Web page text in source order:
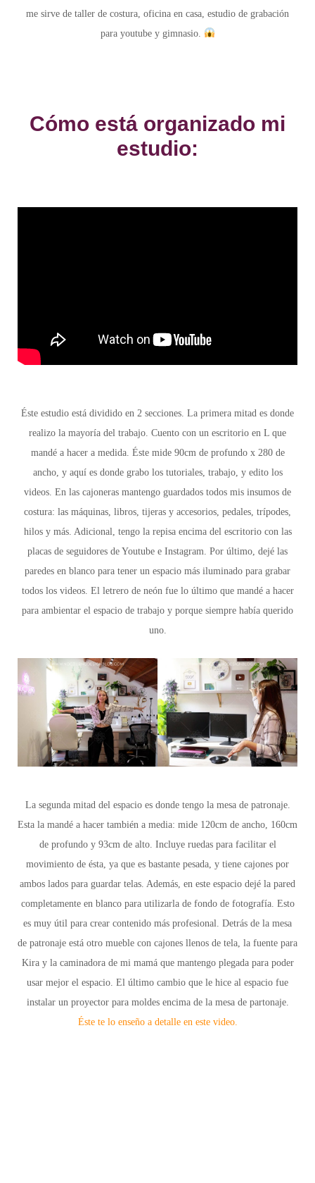
me sirve de taller de costura, oficina en casa, estudio de grabación
para youtube y gimnasio.
Cómo está organizado mi
estudio:
Éste estudio está dividido en 2 secciones. La primera mitad es donde
realizo la mayoría del trabajo. Cuento con un escritorio en L que
mandé a hacer a medida. Éste mide 90cm de profundo x 280 de
ancho, y aquí es donde grabo los tutoriales, trabajo, y edito los
videos. En las cajoneras mantengo guardados todos mis insumos de
costura: las máquinas, libros, tijeras y accesorios, pedales, trípodes,
hilos y más. Adicional, tengo la repisa encima del escritorio con las
placas de seguidores de Youtube e Instagram. Por último, dejé las
paredes en blanco para tener un espacio más iluminado para grabar
todos los videos. El letrero de neón fue lo último que mandé a hacer
para ambientar el espacio de trabajo y porque siempre había querido
uno.
La segunda mitad del espacio es donde tengo la mesa de patronaje.
Esta la mandé a hacer también a media: mide 120cm de ancho, 160cm
de profundo y 93cm de alto. Incluye ruedas para facilitar el
movimiento de ésta, ya que es bastante pesada, y tiene cajones por
ambos lados para guardar telas. Además, en este espacio dejé la pared
completamente en blanco para utilizarla de fondo de fotografía. Esto
es muy útil para crear contenido más profesional. Detrás de la mesa
de patronaje está otro mueble con cajones llenos de tela, la fuente para
Kira y la caminadora de mi mamá que mantengo plegada para poder
usar mejor el espacio. El último cambio que le hice al espacio fue
instalar un proyector para moldes encima de la mesa de partonaje.
Éste te lo enseño a detalle en este video.